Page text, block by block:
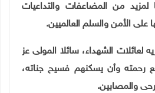
لمزيد من المضاعفات والتداعيات
على الأمن والسلم العالميين.
لعائلات الشهداء، سائلا المولى عز
رحمته وأن يسكنهم فسيح جناته،
والمصابين.